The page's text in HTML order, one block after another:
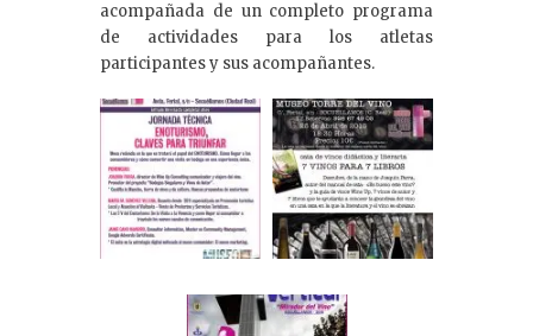
acompañada de un completo programa
de actividades para los atletas
participantes y sus acompañantes.